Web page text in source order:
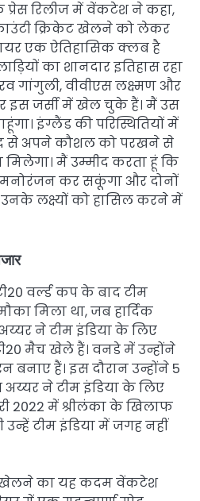
रिलीज में वेंकटेश ने कहा,
क्रिकेट खेलने को लेकर
एक ऐतिहासिक क्लब है
का शानदार इतिहास रहा
गांगुली, वीवीएस लक्ष्मण और
इस जर्सी में खेल चुके हैं। मैं उस
इंग्लैंड की परिस्थितियों में
से अपने कौशल को परखने से
मैं उम्मीद करता हूं कि
कर सकूंगा और दोनों
लक्ष्यों को हासिल करने में
वर्ल्ड कप के बाद टीम
मिला था, जब हार्दिक
ने टीम इंडिया के लिए
मैच खेले हैं। वनडे में उन्होंने
बनाए हैं। इस दौरान उन्होंने 5
ने टीम इंडिया के लिए
2022 में श्रीलंका के खिलाफ
टीम इंडिया में जगह नहीं
खेलने का यह कदम वेंकटेश